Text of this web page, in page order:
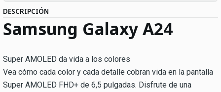
DESCRIPCIÓN
Samsung Galaxy A24
Super AMOLED da vida a los colores
Vea cómo cada color y cada detalle cobran vida en la pantalla
Super AMOLED FHD+ de 6,5 pulgadas. Disfrute de una